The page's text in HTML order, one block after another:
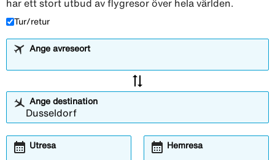
har ett stort utbud av flygresor över hela världen.
Tur/retur
Ange avreseort
sync_alt
Ange destination
Utresa
calendar_month Hemresa
calendar_month